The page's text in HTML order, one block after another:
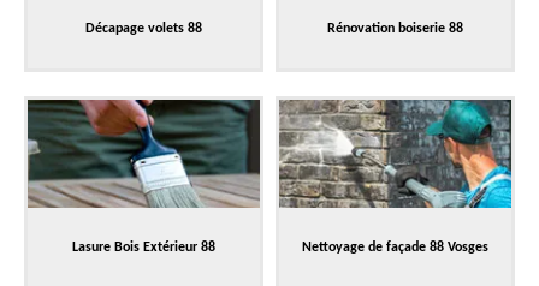
Décapage volets 88 Rénovation boiserie 88
Lasure Bois Extérieur 88 Nettoyage de façade 88 Vosges